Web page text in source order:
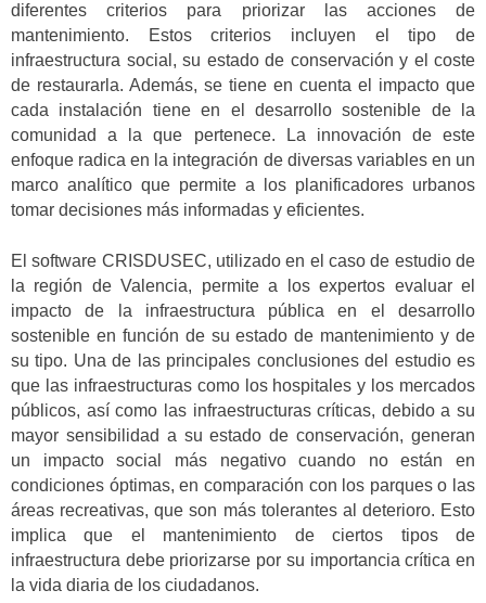
diferentes criterios para priorizar las acciones de
mantenimiento. Estos criterios incluyen el tipo de
infraestructura social, su estado de conservación y el coste
de restaurarla. Además, se tiene en cuenta el impacto que
cada instalación tiene en el desarrollo sostenible de la
comunidad a la que pertenece. La innovación de este
enfoque radica en la integración de diversas variables en un
marco analítico que permite a los planificadores urbanos
tomar decisiones más informadas y eficientes.
El software CRISDUSEC, utilizado en el caso de estudio de
la región de Valencia, permite a los expertos evaluar el
impacto de la infraestructura pública en el desarrollo
sostenible en función de su estado de mantenimiento y de
su tipo. Una de las principales conclusiones del estudio es
que las infraestructuras como los hospitales y los mercados
públicos, así como las infraestructuras críticas, debido a su
mayor sensibilidad a su estado de conservación, generan
un impacto social más negativo cuando no están en
condiciones óptimas, en comparación con los parques o las
áreas recreativas, que son más tolerantes al deterioro. Esto
implica que el mantenimiento de ciertos tipos de
infraestructura debe priorizarse por su importancia crítica en
la vida diaria de los ciudadanos.